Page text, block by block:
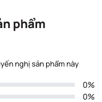
phẩm
nghị sản phẩm này
0%
0%